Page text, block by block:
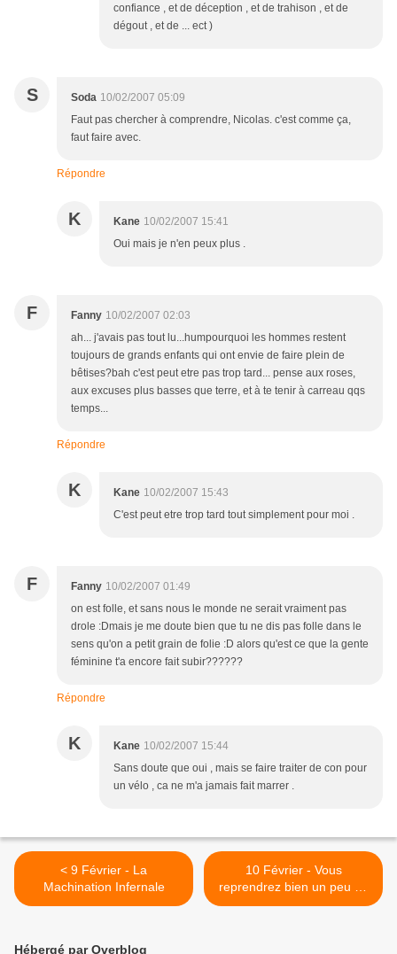
confiance , et de déception , et de trahison , et de
dégout , et de ... ect )
S Soda 10/02/2007 05:09
Faut pas chercher à comprendre, Nicolas. c'est comme ça,
faut faire avec.
Répondre
K Kane 10/02/2007 15:41
Oui mais je n'en peux plus .
F Fanny 10/02/2007 02:03
ah... j'avais pas tout lu...humpourquoi les hommes restent
toujours de grands enfants qui ont envie de faire plein de
bêtises?bah c'est peut etre pas trop tard... pense aux roses,
aux excuses plus basses que terre, et à te tenir à carreau qqs
temps...
Répondre
K Kane 10/02/2007 15:43
C'est peut etre trop tard tout simplement pour moi .
F Fanny 10/02/2007 01:49
on est folle, et sans nous le monde ne serait vraiment pas
drole :Dmais je me doute bien que tu ne dis pas folle dans le
sens qu'on a petit grain de folie :D alors qu'est ce que la gente
féminine t'a encore fait subir??????
Répondre
K Kane 10/02/2007 15:44
Sans doute que oui , mais se faire traiter de con pour
un vélo , ca ne m'a jamais fait marrer .
< 9 Février - La
Machination Infernale
10 Février - Vous
reprendrez bien un peu de
foufoune ? >
Hébergé par Overblog